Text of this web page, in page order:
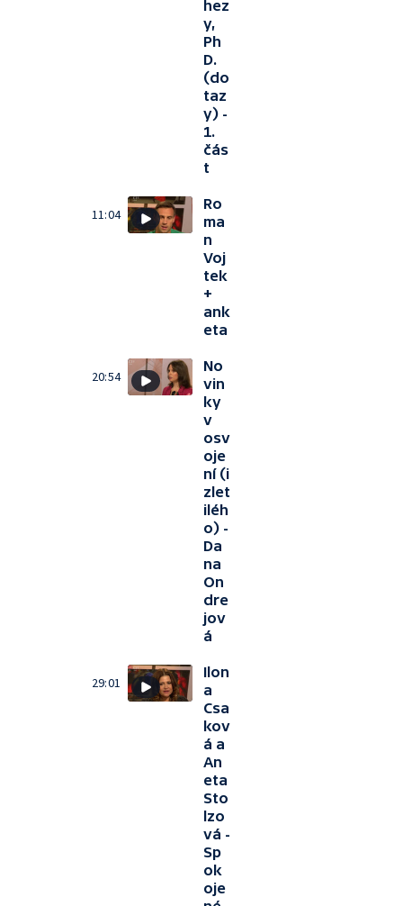
hez
y,
Ph
D.
(do
taz
y) -
1.
čás
t
11:04
Ro
ma
n
Voj
tek
+
ank
eta
20:54
No
vin
ky
v
osv
oje
ní (i
zlet
iléh
o) -
Da
na
On
dre
jov
á
29:01
Ilon
a
Csa
kov
á a
An
eta
Sto
lzo
vá -
Sp
ok
oje